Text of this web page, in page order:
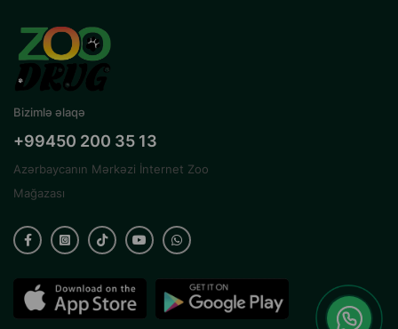
Bizimlə əlaqə
+99450 200 35 13
Azərbaycanın Mərkəzi İnternet Zoo
Mağazası